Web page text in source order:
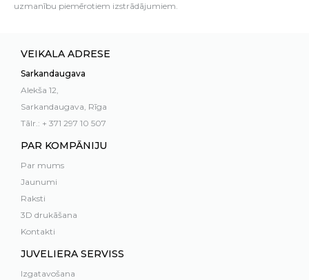
uzmanību piemērotiem izstrādājumiem.
VEIKALA ADRESE
Sarkandaugava
Alekša 12,
Sarkandaugava, Rīga
Tālr.: + 371 297 10 507
PAR KOMPĀNIJU
Par mums
Jaunumi
Raksti
3D drukāšana
Kontakti
JUVELIERA SERVISS
Izgatavošana